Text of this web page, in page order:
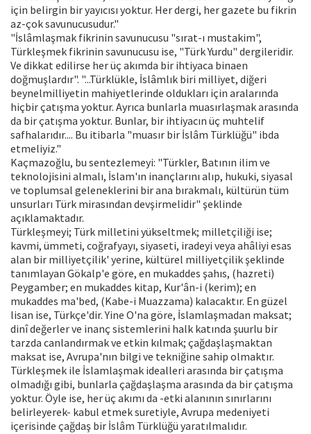
için belirgin bir yayıcısı yoktur. Her dergi, her gazete bu fikrin
az-çok savunucusudur."
"İslâmlaşmak fikrinin savunucusu "sırat-ı mustakim",
Türkleşmek fikrinin savunucusu ise, "Türk Yurdu" dergileridir.
Ve dikkat edilirse her üç akımda bir ihtiyaca binaen
doğmuşlardır". "...Türklükle, İslâmlık biri milliyet, diğeri
beynelmilliyetin mahiyetlerinde oldukları için aralarında
hiçbir çatışma yoktur. Ayrıca bunlarla muasırlaşmak arasında
da bir çatışma yoktur. Bunlar, bir ihtiyacın üç muhtelif
safhalarıdır.... Bu itibarla "muasır bir İslâm Türklüğü" ibda
etmeliyiz."
Kaçmazoğlu, bu sentezlemeyi: "Türkler, Batının ilim ve
teknolojisini almalı, İslam'ın inançlarını alıp, hukuki, siyasal
ve toplumsal geleneklerini bir ana bırakmalı, kültürün tüm
unsurları Türk mirasından devşirmelidir" şeklinde
açıklamaktadır.
Türkleşmeyi; Türk milletini yükseltmek; milletçiliği ise;
kavmi, ümmeti, coğrafyayı, siyaseti, iradeyi veya ahâliyi esas
alan bir milliyetçilik' yerine, kültürel milliyetçilik şeklinde
tanımlayan Gökalp'e göre, en mukaddes şahıs, (hazreti)
Peygamber; en mukaddes kitap, Kur'ân-i (kerim); en
mukaddes ma'bed, (Kabe-i Muazzama) kalacaktır. En güzel
lisan ise, Türkçe'dir. Yine O'na göre, İslamlaşmadan maksat;
dinî değerler ve inanç sistemlerini halk katında şuurlu bir
tarzda canlandırmak ve etkin kılmak; çağdaşlaşmaktan
maksat ise, Avrupa'nın bilgi ve tekniğine sahip olmaktır.
Türkleşmek ile İslamlaşmak idealleri arasında bir çatışma
olmadığı gibi, bunlarla çağdaşlaşma arasında da bir çatışma
yoktur. Öyle ise, her üç akımı da -etki alanının sınırlarını
belirleyerek- kabul etmek suretiyle, Avrupa medeniyeti
içerisinde çağdaş bir İslâm Türklüğü yaratılmalıdır.